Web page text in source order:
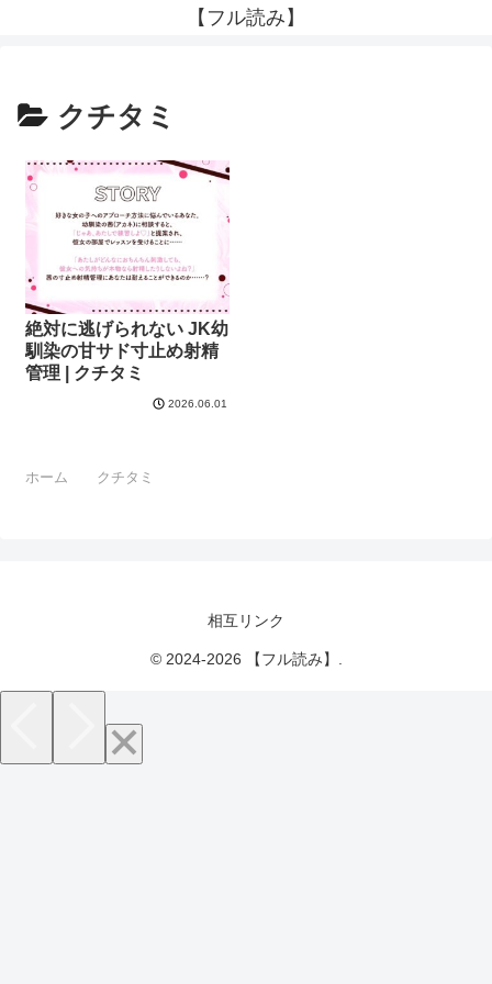
【フル読み】
クチタミ
絶対に逃げられない JK幼
馴染の甘サド寸止め射精
管理 | クチタミ
2026.06.01
ホーム クチタミ
相互リンク
© 2024-2026 【フル読み】.